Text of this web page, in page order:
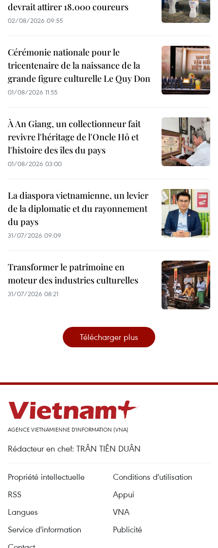
devrait attirer 18.000 coureurs
02/08/2026 09:55
Cérémonie nationale pour le
tricentenaire de la naissance de la
grande figure culturelle Le Quy Don
01/08/2026 11:55
À An Giang, un collectionneur fait
revivre l'héritage de l'Oncle Hô et
l'histoire des îles du pays
01/08/2026 03:00
La diaspora vietnamienne, un levier
de la diplomatie et du rayonnement
du pays
31/07/2026 09:09
Transformer le patrimoine en
moteur des industries culturelles
31/07/2026 08:21
Télécharger plus
AGENCE VIETNAMIENNE D'INFORMATION (VNA)
Rédacteur en chef: TRÂN TIÊN DUÂN
Propriété intellectuelle
Conditions d'utilisation
RSS
Appui
Langues
VNA
Service d'information
Publicité